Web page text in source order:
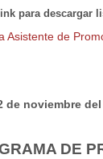
para descargar
Asistente de
de noviembre
DE